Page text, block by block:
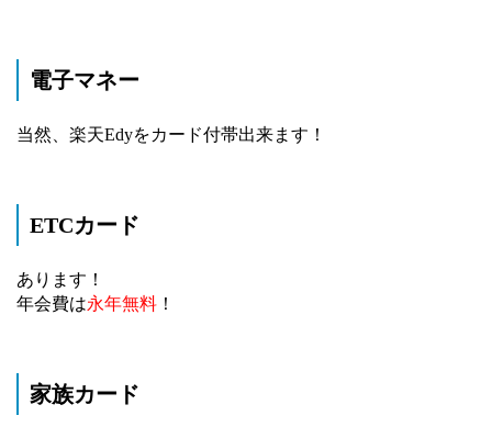
電子マネー
当然、楽天Edyをカード付帯出来ます！
ETCカード
あります！
年会費は永年無料 ！
家族カード